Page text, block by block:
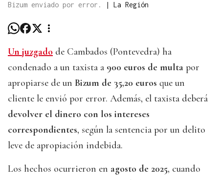
Bizum enviado por error.
| La Región
Un juzgado de Cambados (Pontevedra) ha
condenado a un taxista a 900 euros de multa por
apropiarse de un Bizum de 35,20 euros que un
cliente le envió por error. Además, el taxista deberá
devolver el dinero con los intereses
correspondientes, según la sentencia por un delito
leve de apropiación indebida.
Los hechos ocurrieron en agosto de 2025, cuando